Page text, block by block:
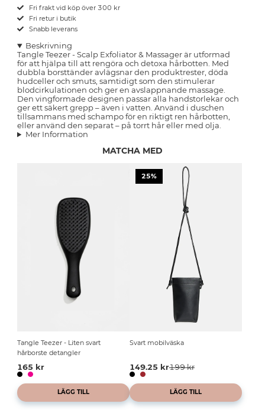
Fri frakt vid köp över 300 kr
Fri retur i butik
Snabb leverans
Beskrivning
Tangle Teezer - Scalp Exfoliator & Massager är utformad
för att hjälpa till att rengöra och detoxa hårbotten. Med
dubbla borsttänder avlägsnar den produktrester, döda
hudceller och smuts, samtidigt som den stimulerar
blodcirkulationen och ger en avslappnande massage.
Den vingformade designen passar alla handstorlekar och
ger ett säkert grepp – även i vatten. Använd i duschen
tillsammans med schampo för en riktigt ren hårbotten,
eller använd den separat – på torrt hår eller med olja.
Mer Information
MATCHA MED
Tangle Teezer - Liten svart
hårborste detangler
165 kr
LÄGG TILL
25%
Svart mobilväska
149.25 kr199 kr
LÄGG TILL